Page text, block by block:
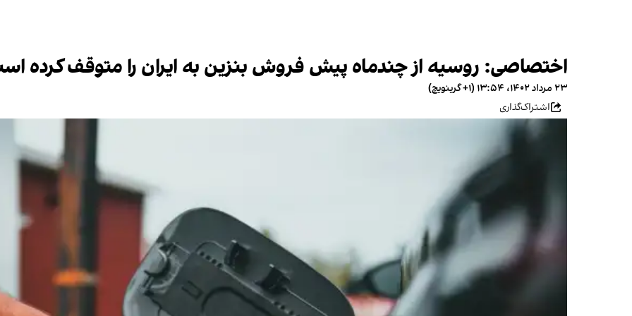
اختصاصی: روسیه از چندماه پیش فروش بنزین به ایران را متوقف کرده‌
۲۳ مرداد ۱۴۰۲، ۱۳:۵۴ (‎+۱ گرینویچ)
اشتراک‌گذاری